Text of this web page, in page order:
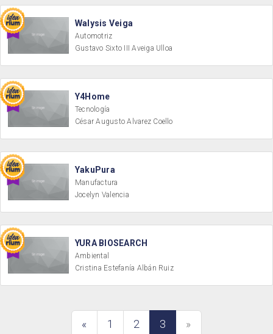
Walysis Veiga
Automotriz
Gustavo Sixto III Aveiga Ulloa
Y4Home
Tecnología
César Augusto Alvarez Coello
YakuPura
Manufactura
Jocelyn Valencia
YURA BIOSEARCH
Ambiental
Cristina Estefanía Albán Ruiz
« 1 2 3 »